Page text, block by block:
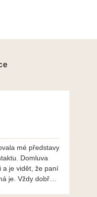
mé představy
Domluva
a je vidět, že paní
je. Vždy dobře a